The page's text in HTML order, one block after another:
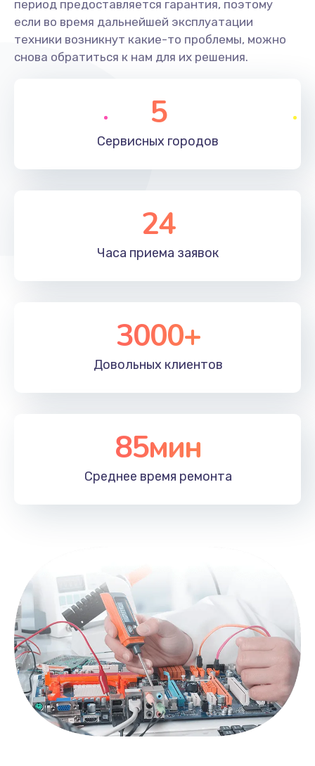
период предоставляется гарантия, поэтому
если во время дальнейшей эксплуатации
техники возникнут какие-то проблемы, можно
снова обратиться к нам для их решения.
5
Сервисных городов
24
Часа приема заявок
3000+
Довольных клиентов
85мин
Среднее время ремонта